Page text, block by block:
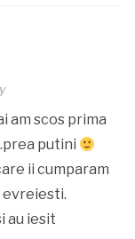
am scos prima
putini
ii cumparam
evreiesti.
au iesit